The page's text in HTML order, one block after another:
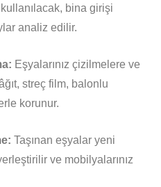
bina girişi
analiz edilir.
Eşyalarınız çizilmelere ve
streç film, balonlu
korunur.
Taşınan eşyalar yeni
ve mobilyalarınız